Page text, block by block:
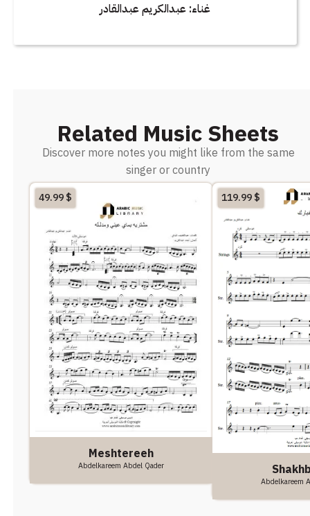
غناء: عبدالكريم عبدالقادر
Related Music Sheets
Discover more notes you might like from the same
singer or country
Meshtereeh
Abdelkareem Abdel Qader
49.99$
Abdelkareem
119.99$